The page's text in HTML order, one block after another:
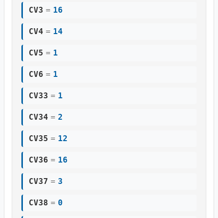
CV3 = 16
CV4 = 14
CV5 = 1
CV6 = 1
CV33 = 1
CV34 = 2
CV35 = 12
CV36 = 16
CV37 = 3
CV38 = 0